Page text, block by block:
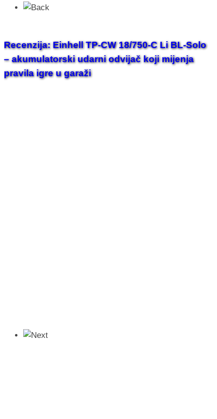
Recenzija: Einhell TP-CW 18/750-C Li BL-Solo
– akumulatorski udarni odvijač koji mijenja
pravila igre u garaži